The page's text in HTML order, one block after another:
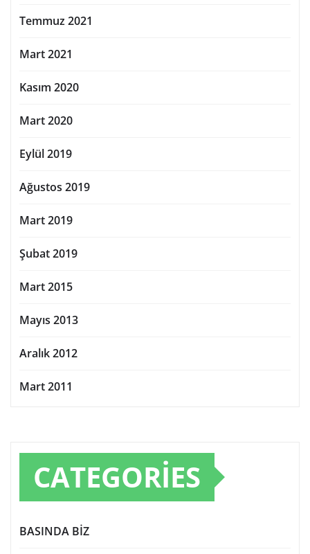
Temmuz 2021
Mart 2021
Kasım 2020
Mart 2020
Eylül 2019
Ağustos 2019
Mart 2019
Şubat 2019
Mart 2015
Mayıs 2013
Aralık 2012
Mart 2011
CATEGORIES
BASINDA BİZ